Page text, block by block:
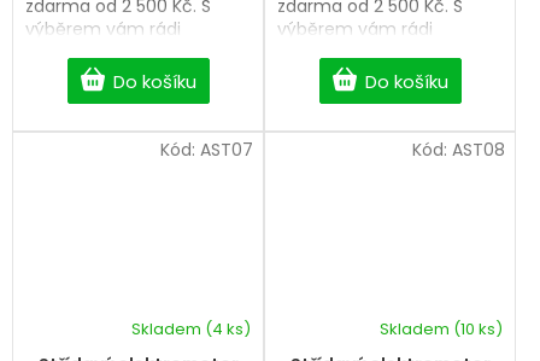
Do košíku
zdarma od 2 500 Kč. S
výběrem vám rádi
28x18mm.
Do košíku
zdarma od 2 500 Kč. S
výběrem vám rádi
28x18mm.
Skladem (4 ks)
Kód: AST07
Skladem (10 ks)
Kód: AST08